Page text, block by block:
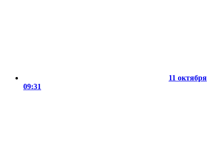
11 октября
09:31